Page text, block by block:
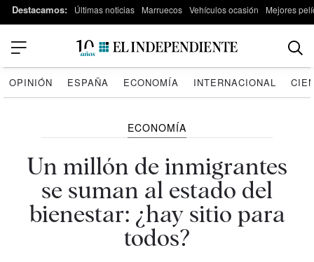
Destacamos: Últimas noticias Marruecos Vehículos ocasión Mejores
OPINIÓN ESPAÑA ECONOMÍA INTERNACIONAL
ECONOMÍA
Un millón de inmigrantes
se suman al estado del
bienestar: ¿hay sitio para
todos?